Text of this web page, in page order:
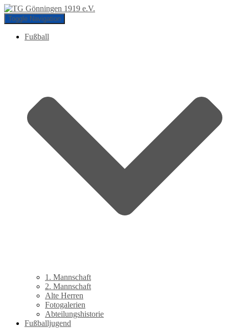
Toggle Navigation
Fußball
1. Mannschaft
2. Mannschaft
Alte Herren
Fotogalerien
Abteilungshistorie
Fußballjugend